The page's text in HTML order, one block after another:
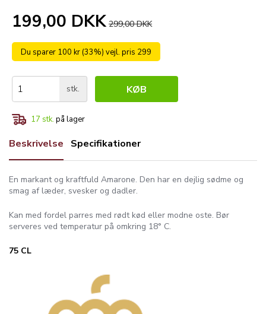
199,00 DKK 299,00 DKK
Du sparer 100 kr (33%) vejl. pris 299
stk. KØB
17 stk. på lager
Beskrivelse Specifikationer
En markant og kraftfuld Amarone. Den har en dejlig sødme og
smag af læder, svesker og dadler.
Kan med fordel parres med rødt kød eller modne oste. Bør
serveres ved temperatur på omkring 18° C.
75 CL